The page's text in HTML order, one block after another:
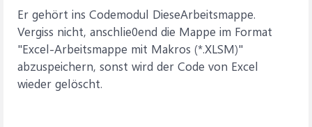
Er gehört ins Codemodul DieseArbeitsmappe.
Vergiss nicht, anschlie0end die Mappe im Format
"Excel-Arbeitsmappe mit Makros (*.XLSM)"
abzuspeichern, sonst wird der Code von Excel
wieder gelöscht.